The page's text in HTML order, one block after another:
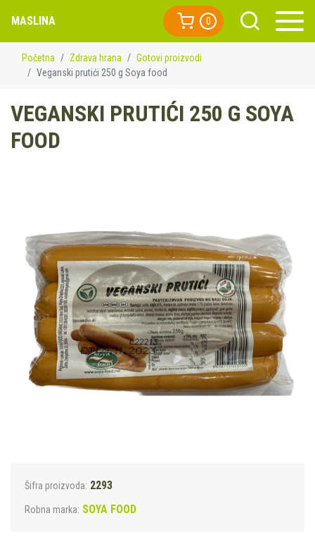
MASLINA 0
Početna Zdrava hrana
Gotovi proizvodi
Veganski prutići 250 g Soya food
VEGANSKI PRUTIĆI 250 G SOYA
FOOD
Šifra proizvoda: 2293
Robna marka: SOYA FOOD